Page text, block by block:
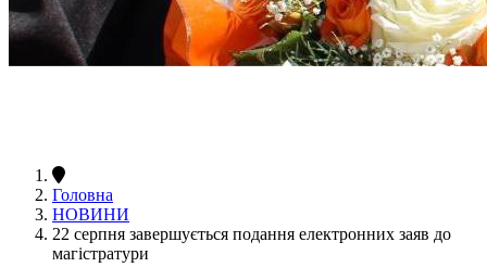
Головна
НОВИНИ
22 серпня завершується подання електронних заяв до
магістратури